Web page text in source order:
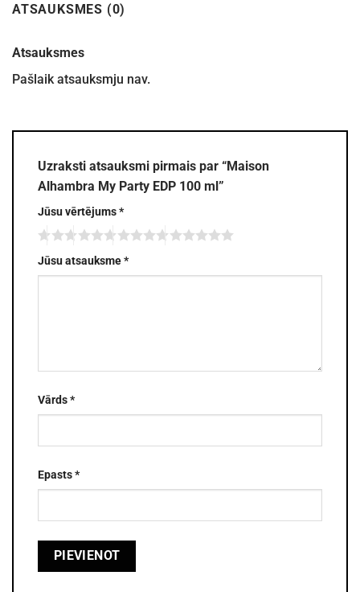
ATSAUKSMES (0)
Atsauksmes
Pašlaik atsauksmju nav.
Uzraksti atsauksmi pirmais par “Maison
Alhambra My Party EDP 100 ml”
Jūsu vērtējums*
Jūsu atsauksme*
Vārds*
Epasts*